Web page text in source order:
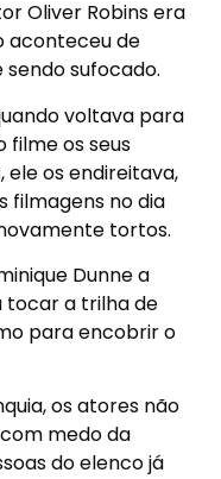
Oliver Robins era
aconteceu de
sufocado.
voltava para
filme os seus
os endireitava,
filmagens no dia
tortos.
Dunne a
tocar a trilha de
para encobrir o
os atores não
medo da
do elenco já